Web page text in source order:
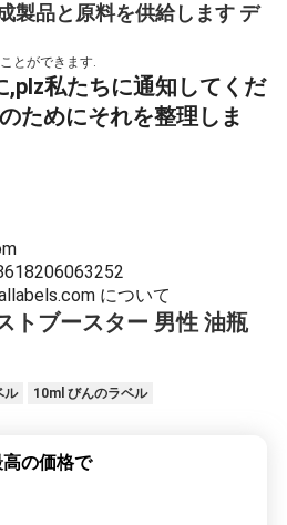
製品と原料を供給します デ
とができます.
,plz私たちに通知してくだ
ためにそれを整理しま
について
トブースター 男性 油瓶
ル 10ml びんのラベル
の価格で